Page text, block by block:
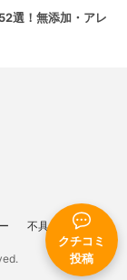
クチコミ
投稿
選！無添加・アレ
不具合報告